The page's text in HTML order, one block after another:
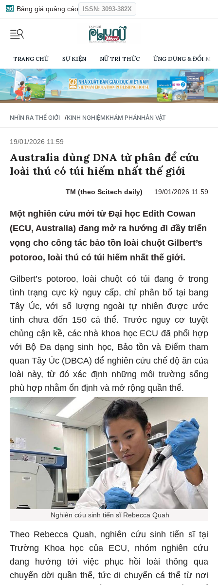
Bảng giá quảng cáo ISSN: 3093-382X
TRANG CHỦ SỰ KIỆN NỮ TRÍ THỨC ỨNG DỤNG & ĐỔI
NHÌN RA THẾ GIỚI /KINH NGHIỆMKHÁM PHÁNHÂN VẬT
19/01/2026 11:59
Australia dùng DNA từ phân để cứu
loài thú có túi hiếm nhất thế giới
TM (theo Scitech daily) 19/01/2026 11:59
Một nghiên cứu mới từ Đại học Edith Cowan
(ECU, Australia) đang mở ra hướng đi đầy triển
vọng cho công tác bảo tồn loài chuột Gilbert’s
potoroo, loài thú có túi hiếm nhất thế giới.
Gilbert’s potoroo, loài chuột có túi đang ở trong
tình trạng cực kỳ nguy cấp, chỉ phân bố tại bang
Tây Úc, với số lượng ngoài tự nhiên được ước
tính chưa đến 150 cá thể. Trước nguy cơ tuyệt
chủng cận kề, các nhà khoa học ECU đã phối hợp
với Bộ Đa dạng sinh học, Bảo tồn và Điểm tham
quan Tây Úc (DBCA) để nghiên cứu chế độ ăn của
loài này, từ đó xác định những môi trường sống
phù hợp nhằm ổn định và mở rộng quần thể.
Nghiên cứu sinh tiến sĩ Rebecca Quah
Theo Rebecca Quah, nghiên cứu sinh tiến sĩ tại
Trường Khoa học của ECU, nhóm nghiên cứu
đang hướng tới việc phục hồi loài thông qua
chuyển dời quần thể, tức di chuyển cá thể từ nơi